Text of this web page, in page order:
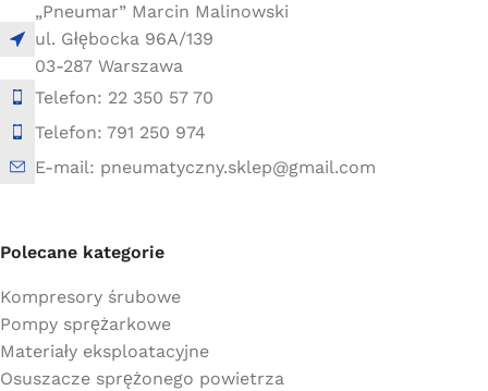
„Pneumar” Marcin Malinowski
ul. Głębocka 96A/139
03-287 Warszawa
Telefon: 22 350 57 70
Telefon: 791 250 974
E-mail: pneumatyczny.sklep@gmail.com
Polecane kategorie
Kompresory śrubowe
Pompy sprężarkowe
Materiały eksploatacyjne
Osuszacze sprężonego powietrza